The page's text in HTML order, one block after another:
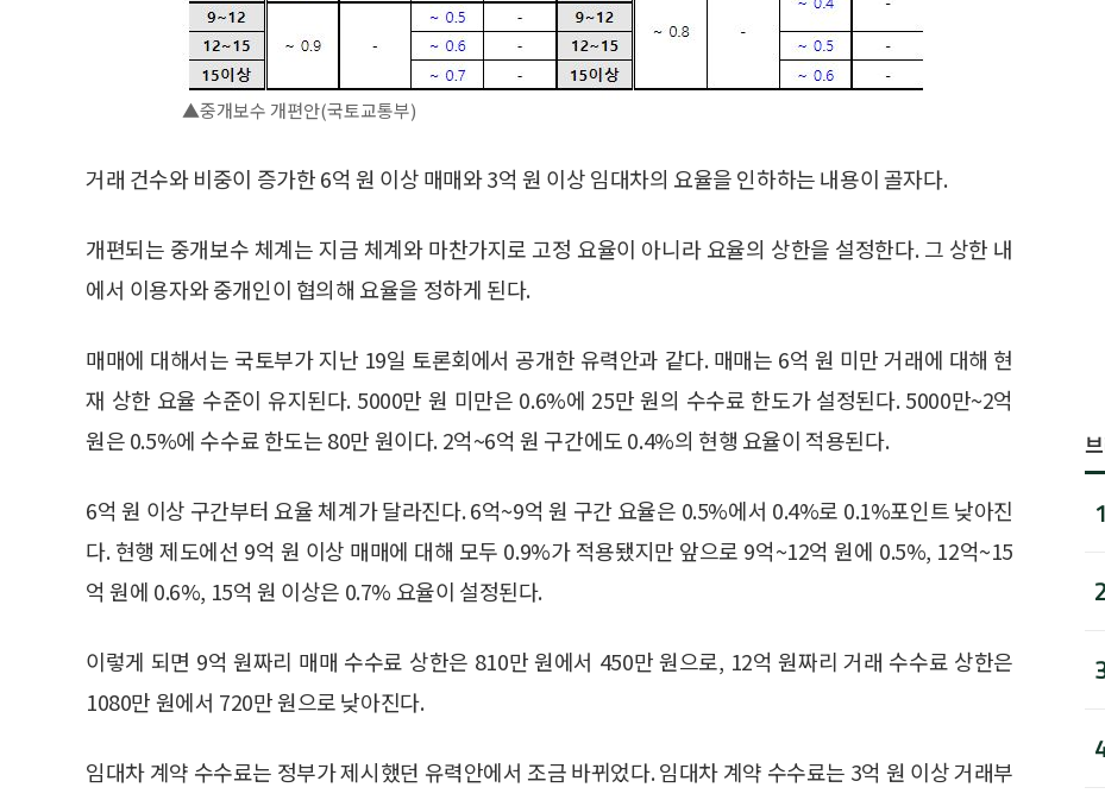
▲중개보수 개편안(국토교통부)
거래 건수와 비중이 증가한 6억 원 이상 매매와 3억 원 이상 임대차의 요율을 인하하는 내용이 골자다.
개편되는 중개보수 체계는 지금 체계와 마찬가지로 고정 요율이 아니라 요율의 상한을 설정한다. 그 상한 내
에서 이용자와 중개인이 협의해 요율을 정하게 된다.
매매에 대해서는 국토부가 지난 19일 토론회에서 공개한 유력안과 같다. 매매는 6억 원 미만 거래에 대해 현
재 상한 요율 수준이 유지된다. 5000만 원 미만은 0.6%에 25만 원의 수수료 한도가 설정된다. 5000만~2억
원은 0.5%에 수수료 한도는 80만 원이다. 2억~6억 원 구간에도 0.4%의 현행 요율이 적용된다.
6억 원 이상 구간부터 요율 체계가 달라진다. 6억~9억 원 구간 요율은 0.5%에서 0.4%로 0.1%포인트 낮아진
다. 현행 제도에선 9억 원 이상 매매에 대해 모두 0.9%가 적용됐지만 앞으로 9억~12억 원에 0.5%, 12억~15
억 원에 0.6%, 15억 원 이상은 0.7% 요율이 설정된다.
이렇게 되면 9억 원짜리 매매 수수료 상한은 810만 원에서 450만 원으로, 12억 원짜리 거래 수수료 상한은
1080만 원에서 720만 원으로 낮아진다.
임대차 계약 수수료는 정부가 제시했던 유력안에서 조금 바뀌었다. 임대차 계약 수수료는 3억 원 이상 거래부